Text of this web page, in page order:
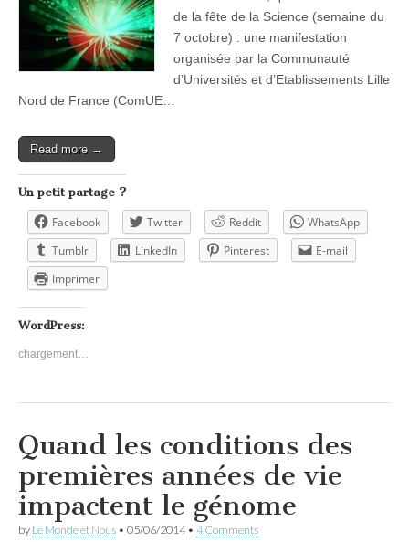
de la fête de la Science (semaine du
7 octobre) : une manifestation
organisée par la Communauté
d’Universités et d’Etablissements Lille
Nord de France (ComUE…
Read more →
Un petit partage ?
Facebook Twitter Reddit
WhatsApp
Tumblr
LinkedIn Pinterest
E-mail
Imprimer
WordPress:
chargement…
Quand les conditions des
premières années de vie
impactent le génome
by Le Monde et Nous • 05/06/2014• 4 Comments